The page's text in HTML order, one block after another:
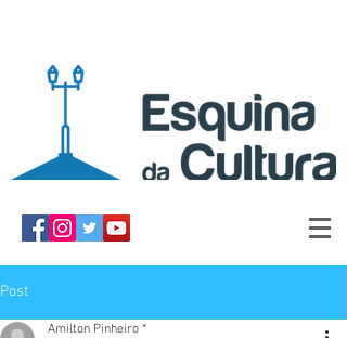
Post
Amilton Pinheiro *